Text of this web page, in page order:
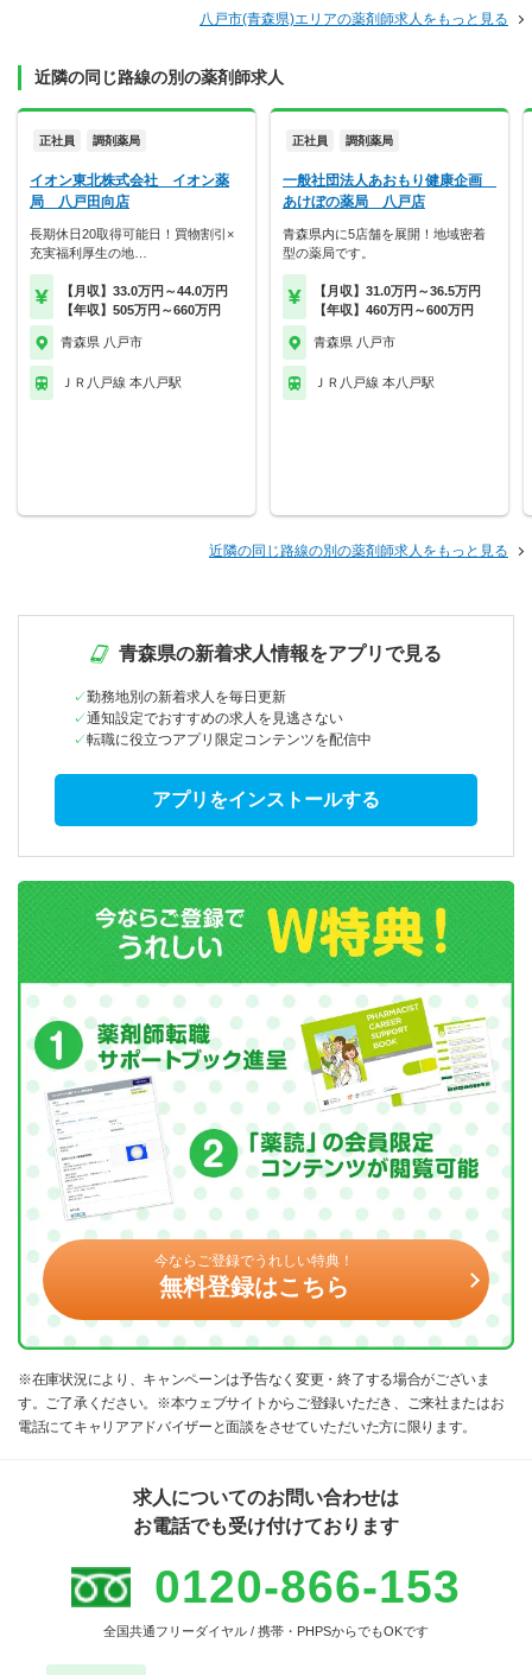
八戸市(青森県)エリアの薬剤師求人をもっと見る
近隣の同じ路線の別の薬剤師求人
正社員 調剤薬局
イオン東北株式会社 イオン薬
局 八戸田向店
長期休日20取得可能日！買物割引×
充実福利厚生の地…
【月収】33.0万円～44.0万円
【年収】505万円～660万円
青森県 八戸市
ＪＲ八戸線 本八戸駅
正社員 調剤薬局
一般社団法人あおもり健康企画
あけぼの薬局 八戸店
青森県内に5店舗を展開！地域密着
型の薬局です。
【月収】31.0万円～36.5万円
【年収】460万円～600万円
青森県 八戸市
ＪＲ八戸線 本八戸駅
近隣の同じ路線の別の薬剤師求人をもっと見る
青森県の新着求人情報をアプリで見る
勤務地別の新着求人を毎日更新
通知設定でおすすめの求人を見逃さない
転職に役立つアプリ限定コンテンツを配信中
アプリをインストールする
今ならご登録でうれしい特典！
無料登録はこちら
※在庫状況により、キャンペーンは予告なく変更・終了する場合がございま
す。ご了承ください。※本ウェブサイトからご登録いただき、ご来社またはお
電話にてキャリアアドバイザーと面談をさせていただいた方に限ります。
求人についてのお問い合わせは
お電話でも受け付けております
0120-866-153
全国共通フリーダイヤル / 携帯・PHPSからでもOKです